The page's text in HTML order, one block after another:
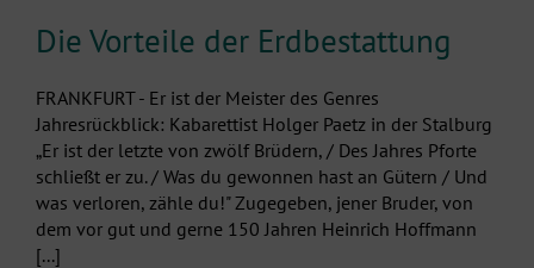
Die Vorteile der Erdbestattung
FRANKFURT - Er ist der Meister des Genres
Jahresrückblick: Kabarettist Holger Paetz in der Stalburg
„Er ist der letzte von zwölf Brüdern, / Des Jahres Pforte
schließt er zu. / Was du gewonnen hast an Gütern / Und
was verloren, zähle du!" Zugegeben, jener Bruder, von
dem vor gut und gerne 150 Jahren Heinrich Hoffmann
[...]